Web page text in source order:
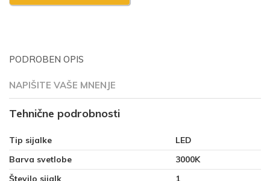
PODROBEN OPIS
NAPIŠITE VAŠE MNENJE
Tehnične podrobnosti
Tip sijalke
LED
Barva svetlobe
3000K
Število sijalk
1